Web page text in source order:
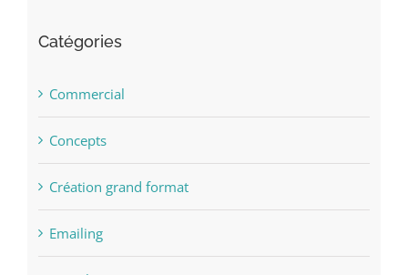
Catégories
Commercial
Concepts
Création grand format
Emailing